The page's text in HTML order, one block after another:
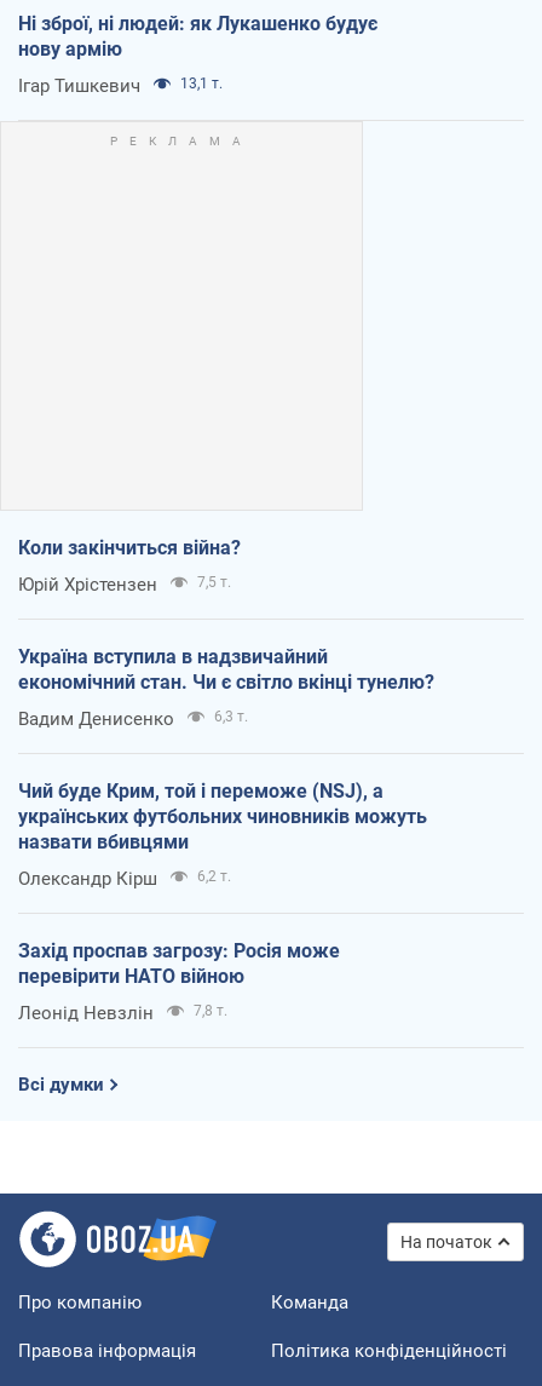
Ні зброї, ні людей: як Лукашенко будує
нову армію
Ігар Тишкевич 13,1 т.
Коли закінчиться війна?
Юрій Хрістензен 7,5 т.
Україна вступила в надзвичайний
економічний стан. Чи є світло вкінці тунелю?
Вадим Денисенко 6,3 т.
Чий буде Крим, той і переможе (NSJ), а
українських футбольних чиновників можуть
назвати вбивцями
Олександр Кірш 6,2 т.
Захід проспав загрозу: Росія може
перевірити НАТО війною
Леонід Невзлін 7,8 т.
Всі думки
На початок
Про компанію Команда
Правова інформація Політика конфіденційності